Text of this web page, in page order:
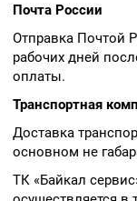
Почта России
Отправка Почтой
рабочих дней
оплаты.
Транспортная
Доставка
основном не
ТК «Байкал